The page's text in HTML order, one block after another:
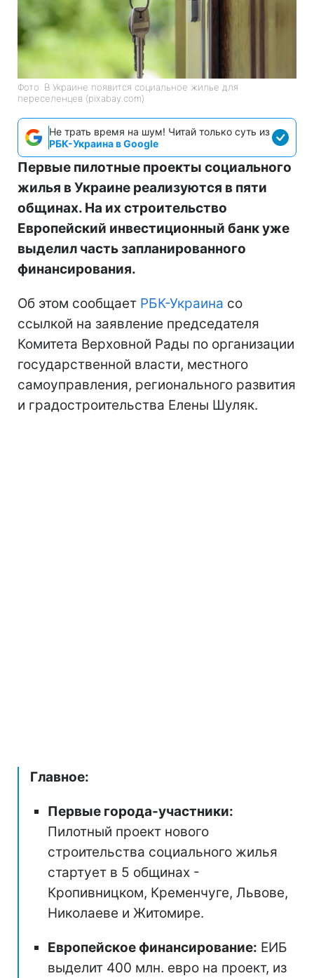
Фото: В Украине появится социальное жилье для
переселенцев (pixabay.com)
Не трать время на шум! Читай только суть из
РБК-Украина в Google
Первые пилотные проекты социального
жилья в Украине реализуются в пяти
общинах. На их строительство
Европейский инвестиционный банк уже
выделил часть запланированного
финансирования.
Об этом сообщает РБК-Украина со
ссылкой на заявление председателя
Комитета Верховной Рады по организации
государственной власти, местного
самоуправления, регионального развития
и градостроительства Елены Шуляк.
Главное:
Первые города-участники:
Пилотный проект нового
строительства социального жилья
стартует в 5 общинах -
Кропивницком, Кременчуге, Львове,
Николаеве и Житомире.
Европейское финансирование: ЕИБ
выделит 400 млн. евро на проект, из